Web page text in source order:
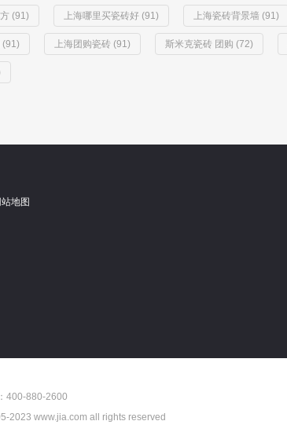
(91) 上海哪里买瓷砖好 (91) 上海瓷砖背景墙 (91)
(91) 上海团购瓷砖 (91) 斯米克瓷砖 团购 (72)
站地图
400-880-2600
2023 www.jia.com all rights reserved